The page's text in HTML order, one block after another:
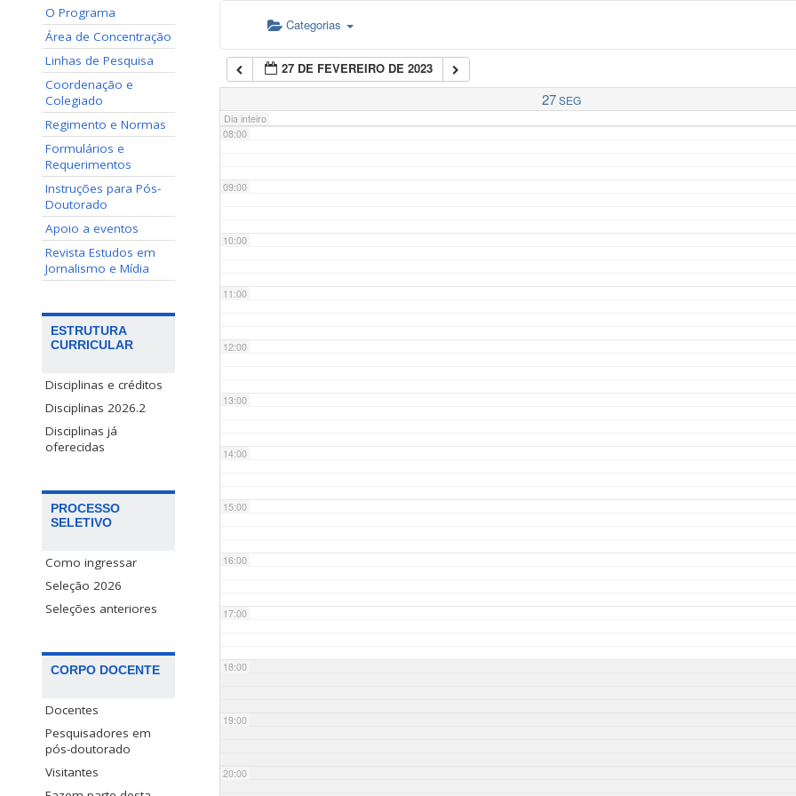
O Programa
Área de Concentração
Linhas de Pesquisa
Coordenação e
Colegiado
Regimento e Normas
Formulários e
Requerimentos
Instruções para Pós-
Doutorado
Apoio a eventos
Revista Estudos em
Jornalismo e Mídia
ESTRUTURA
CURRICULAR
Disciplinas e créditos
Disciplinas 2026.2
Disciplinas já
oferecidas
PROCESSO
SELETIVO
Como ingressar
Seleção 2026
Seleções anteriores
CORPO DOCENTE
Docentes
Pesquisadores em
pós-doutorado
Visitantes
Categorias
27 DE FEVEREIRO DE 2023
27SEG
Dia inteiro
07:00
08:00
09:00
10:00
11:00
12:00
13:00
14:00
15:00
16:00
17:00
18:00
19:00
20:00